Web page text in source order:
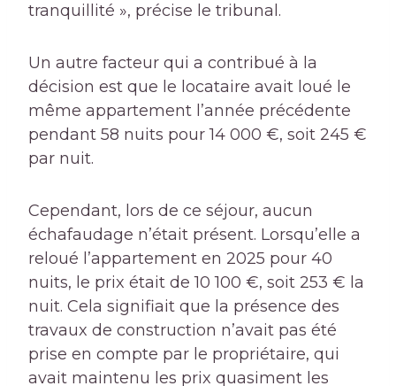
tranquillité », précise le tribunal.
Un autre facteur qui a contribué à la
décision est que le locataire avait loué le
même appartement l’année précédente
pendant 58 nuits pour 14 000 €, soit 245 €
par nuit.
Cependant, lors de ce séjour, aucun
échafaudage n’était présent. Lorsqu’elle a
reloué l’appartement en 2025 pour 40
nuits, le prix était de 10 100 €, soit 253 € la
nuit. Cela signifiait que la présence des
travaux de construction n’avait pas été
prise en compte par le propriétaire, qui
avait maintenu les prix quasiment les